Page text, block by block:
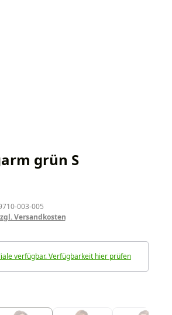
grün S
003-005
Versandkosten
verfügbar. Verfügbarkeit hier prüfen